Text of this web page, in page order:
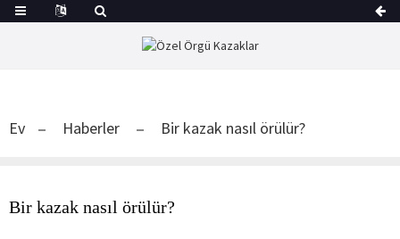
Ev Haberler Bir kazak nasıl örülür?
Bir kazak nasıl örülür?